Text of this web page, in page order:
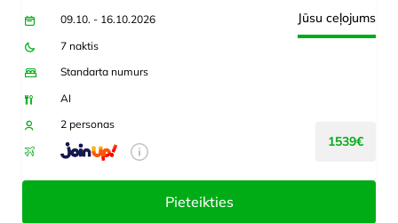
09.10. - 16.10.2026
7 naktis
Standarta numurs
AI
2 personas
Jūsu ceļojums
1539€
Pieteikties